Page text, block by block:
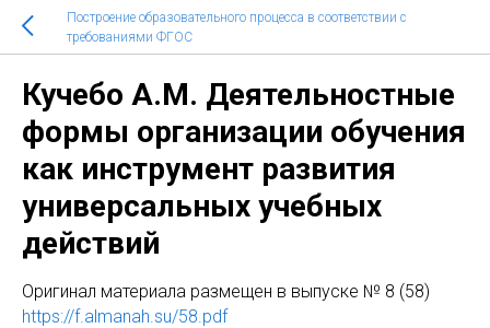
Построение образовательного процесса в соответствии с
требованиями ФГОС
Кучебо А.М. Деятельностные
формы организации обучения
как инструмент развития
универсальных учебных
действий
Оригинaл материала размещен в выпуске № 8 (58)
https://f.almanah.su/58.pdf